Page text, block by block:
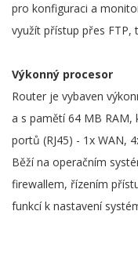
pro konfiguraci a
využít přístup přes FTP,
Výkonný procesor
Router je vybaven
a s pamětí 64 MB
portů (RJ45) - 1x WAN,
Běží na operačním
firewallem, řízením
funkcí k nastavení